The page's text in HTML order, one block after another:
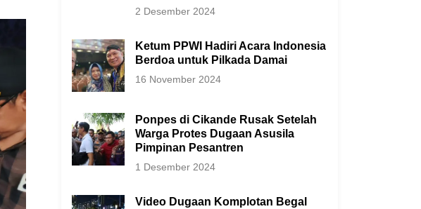
2 Desember 2024
Ketum PPWI Hadiri Acara Indonesia
Berdoa untuk Pilkada Damai
16 November 2024
Ponpes di Cikande Rusak Setelah
Warga Protes Dugaan Asusila
Pimpinan Pesantren
1 Desember 2024
Video Dugaan Komplotan Begal